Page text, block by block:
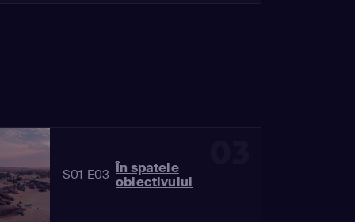
S01 E03 În spatele
obiectivului